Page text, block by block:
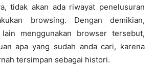
tidak akan ada riwayat penelusuran
browsing. Dengan demikian,
menggunakan browser tersebut,
apa yang sudah anda cari, karena
tersimpan sebagai histori.